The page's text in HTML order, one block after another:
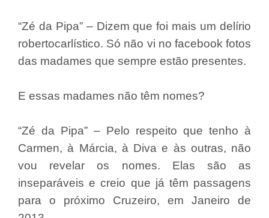
“Zé da Pipa” – Dizem que foi mais um delírio
robertocarlístico. Só não vi no facebook fotos
das madames que sempre estão presentes.
E essas madames não têm nomes?
“Zé da Pipa” – Pelo respeito que tenho à
Carmen, à Márcia, à Diva e às outras, não
vou revelar os nomes. Elas são as
inseparáveis e creio que já têm passagens
para o próximo Cruzeiro, em Janeiro de